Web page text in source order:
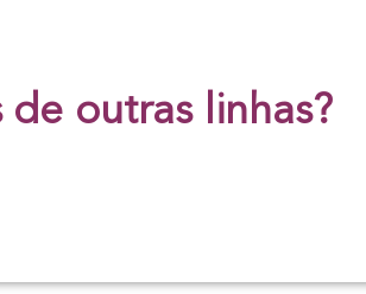
de outras linhas?